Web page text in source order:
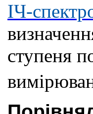
ІЧ-
ступеня